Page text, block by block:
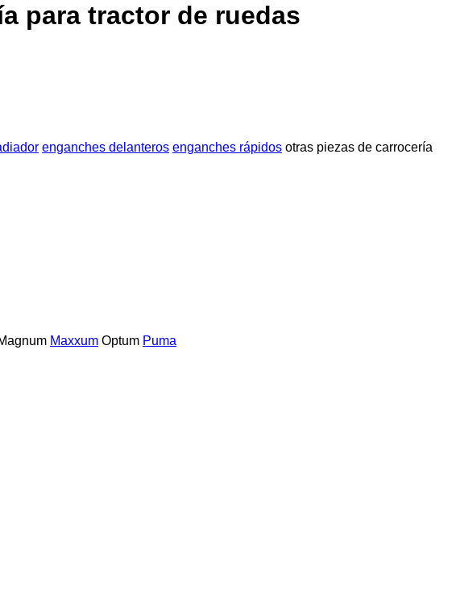
para tractor de ruedas
enganches delanteros enganches rápidos otras piezas de carrocería
Maxxum Optum Puma